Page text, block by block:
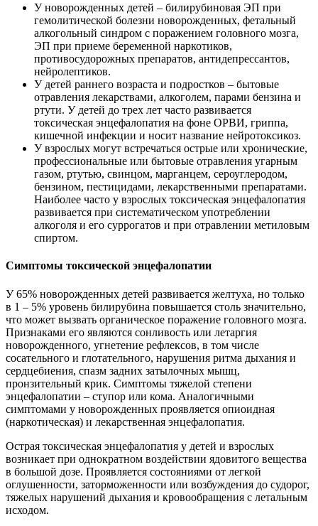
У новорожденных детей – билирубиновая ЭП при
гемолитической болезни новорожденных, фетальный
алкогольный синдром с поражением головного мозга,
ЭП при приеме беременной наркотиков,
противосудорожных препаратов, антидепрессантов,
нейролептиков.
У детей раннего возраста и подростков – бытовые
отравления лекарствами, алкоголем, парами бензина и
ртути. У детей до трех лет часто развивается
токсическая энцефалопатия на фоне ОРВИ, гриппа,
кишечной инфекции и носит название нейротоксикоз.
У взрослых могут встречаться острые или хронические,
профессиональные или бытовые отравления угарным
газом, ртутью, свинцом, марганцем, сероуглеродом,
бензином, пестицидами, лекарственными препаратами.
Наиболее часто у взрослых токсическая энцефалопатия
развивается при систематическом употреблении
алкоголя и его суррогатов и при отравлении метиловым
спиртом.
Симптомы токсической энцефалопатии
У 65% новорожденных детей развивается желтуха, но только
в 1 – 5% уровень билирубина повышается столь значительно,
что может вызвать органическое поражение головного мозга.
Признаками его являются сонливость или летаргия
новорожденного, угнетение рефлексов, в том числе
сосательного и глотательного, нарушения ритма дыхания и
сердцебиения, спазм задних затылочных мышц,
пронзительный крик. Симптомы тяжелой степени
энцефалопатии – ступор или кома. Аналогичными
симптомами у новорожденных проявляется опиоидная
(наркотическая) и лекарственная энцефалопатия.
Острая токсическая энцефалопатия у детей и взрослых
возникает при однократном воздействии ядовитого вещества
в большой дозе. Проявляется состояниями от легкой
оглушенности, заторможенности или возбуждения до судорог,
тяжелых нарушений дыхания и кровообращения с летальным
исходом.